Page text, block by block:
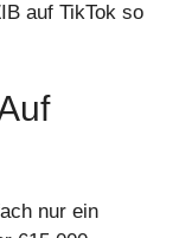
auf TikTok so
nur ein